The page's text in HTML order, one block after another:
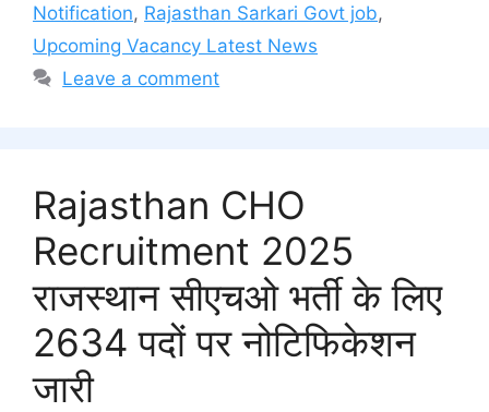
Notification, Rajasthan Sarkari Govt job,
Upcoming Vacancy Latest News
Leave a comment
Rajasthan CHO
Recruitment 2025
राजस्थान सीएचओ भर्ती के लिए
2634 पदों पर नोटिफिकेशन
जारी